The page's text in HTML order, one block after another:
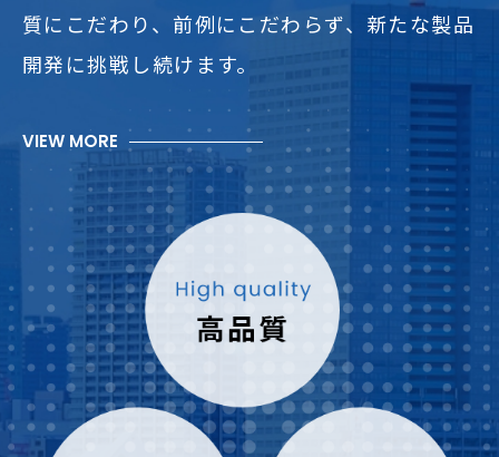
質にこだわり、前例にこだわらず、新たな製品
開発に挑戦し続けます。
VIEW MORE